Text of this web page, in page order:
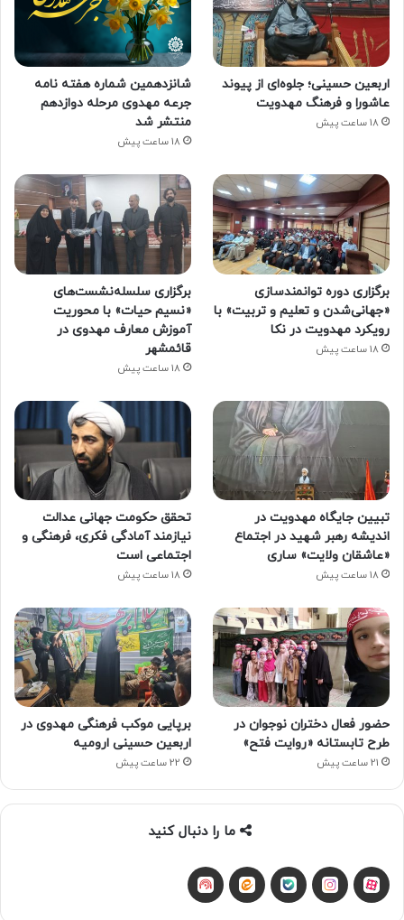
اربعین حسینی؛ جلوه‌ای از پیوند
عاشورا و فرهنگ مهدویت
18 ساعت پیش
شانزدهمین شماره هفته‌ نامه
جرعه مهدوی مرحله دوازدهم
منتشر شد
18 ساعت پیش
برگزاری دوره توانمندسازی
«جهانی‌شدن و تعلیم و تربیت» با
رویکرد مهدویت در نکا
18 ساعت پیش
برگزاری سلسله‌نشست‌های
«نسیم حیات» با محوریت
آموزش معارف مهدوی در
قائمشهر
18 ساعت پیش
تبیین جایگاه مهدویت در
اندیشه رهبر شهید در اجتماع
«عاشقان ولایت» ساری
18 ساعت پیش
تحقق حکومت جهانی عدالت
نیازمند آمادگی فکری، فرهنگی و
اجتماعی است
18 ساعت پیش
حضور فعال دختران نوجوان در
طرح تابستانه «روایت فتح»
21 ساعت پیش
برپایی موکب فرهنگی مهدوی در
اربعین حسینی ارومیه
22 ساعت پیش
ما را دنبال کنید
آپاراتاینستاگرام
بله ایتا شنوتو